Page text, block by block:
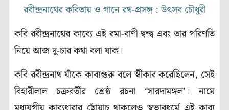
রবীন্দ্রনাথের কবিতায় ও গানে রথ-প্রসঙ্গ : উৎসব চৌধুরী
কবি রবীন্দ্রনাথের কাব্যে এই রমা-বাণী দ্বন্দ্ব এবং তার পরিণতি
নিয়ে আজ দু-চার কথা বলা যাক।
কবি রবীন্দ্রনাথ যাঁকে কাব্যগুরু বলে স্বীকার করেছিলেন, সেই
বিহারীলাল চক্রবর্তীর শ্রেষ্ঠ রচনা ‘সারদামঙ্গল’। নামে